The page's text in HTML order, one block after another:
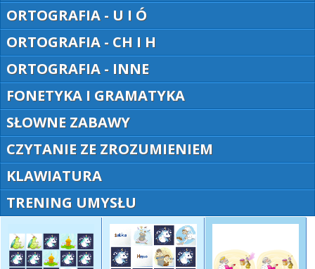
ORTOGRAFIA - U I Ó
ORTOGRAFIA - CH I H
ORTOGRAFIA - INNE
FONETYKA I GRAMATYKA
SŁOWNE ZABAWY
CZYTANIE ZE ZROZUMIENIEM
KLAWIATURA
TRENING UMYSŁU